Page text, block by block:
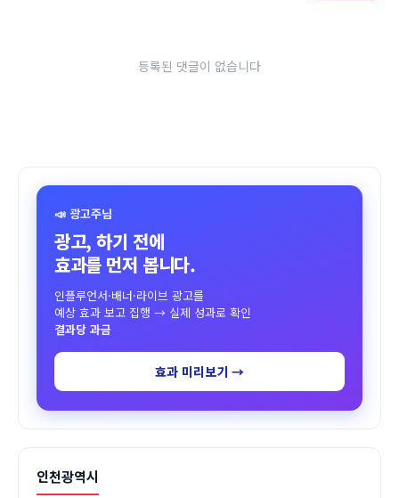
등록된 댓글이 없습니다
📣 광고주님
광고, 하기 전에
효과를 먼저 봅니다.
인플루언서·배너·라이브 광고를
예상 효과 보고 집행 → 실제 성과로 확인
결과당 과금
효과 미리보기 →
인천광역시